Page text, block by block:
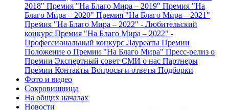
2018" Премия "На Благо Мира – 2019" Премия "На
Благо Мира – 2020" Премия "На Благо Мира – 2021"
Премия "На Благо Мира – 2022" - Любительский
конкурс Премия "На Благо Мира – 2022" -
Профессиональный конкурс Лауреаты Премии
Положение о Премии "На Благо Мира" Пресс-релиз о
Премии Экспертный совет СМИ о нас Партнеры
Премии Контакты Вопросы и ответы Подборки
Фото и видео
Сокровищница
На общих началах
Новости